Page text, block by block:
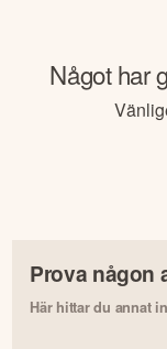
Något har
Prova någon
Här hittar du annat